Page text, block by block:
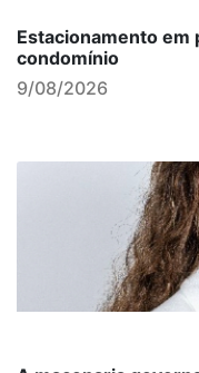
Estacionamento em
condomínio
9/08/2026